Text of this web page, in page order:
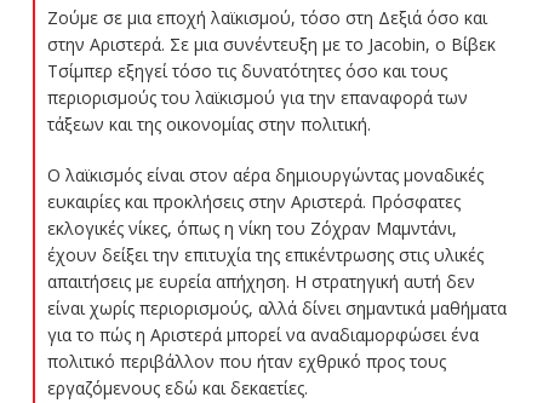
Ζούμε σε μια εποχή λαϊκισμού, τόσο στη Δεξιά όσο και
στην Αριστερά. Σε μια συνέντευξη με το Jacobin, ο Βίβεκ
Τσίμπερ εξηγεί τόσο τις δυνατότητες όσο και τους
περιορισμούς του λαϊκισμού για την επαναφορά των
τάξεων και της οικονομίας στην πολιτική.
Ο λαϊκισμός είναι στον αέρα δημιουργώντας μοναδικές
ευκαιρίες και προκλήσεις στην Αριστερά. Πρόσφατες
εκλογικές νίκες, όπως η νίκη του Ζόχραν Μαμντάνι,
έχουν δείξει την επιτυχία της επικέντρωσης στις υλικές
απαιτήσεις με ευρεία απήχηση. Η στρατηγική αυτή δεν
είναι χωρίς περιορισμούς, αλλά δίνει σημαντικά μαθήματα
για το πώς η Αριστερά μπορεί να αναδιαμορφώσει ένα
πολιτικό περιβάλλον που ήταν εχθρικό προς τους
εργαζόμενους εδώ και δεκαετίες.